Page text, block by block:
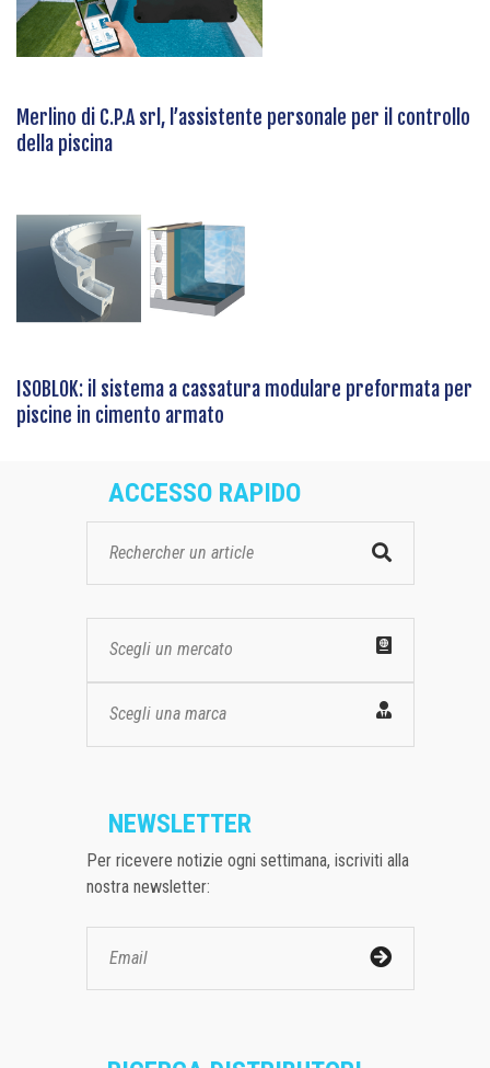
Merlino di C.P.A srl, l’assistente personale per il controllo
della piscina
ISOBLOK: il sistema a cassatura modulare preformata per
piscine in cimento armato
ACCESSO RAPIDO
Scegli un mercato
Scegli una marca
NEWSLETTER
Per ricevere notizie ogni settimana, iscriviti alla
nostra newsletter: